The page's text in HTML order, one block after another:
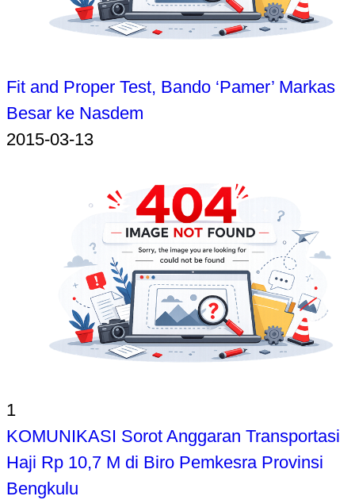
Fit and Proper Test, Bando ‘Pamer’ Markas
Besar ke Nasdem
2015-03-13
1
KOMUNIKASI Sorot Anggaran Transportasi
Haji Rp 10,7 M di Biro Pemkesra Provinsi
Bengkulu